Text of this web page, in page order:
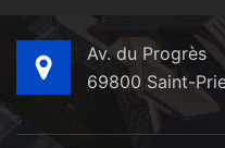
Av. du Progrès
69800 Saint-